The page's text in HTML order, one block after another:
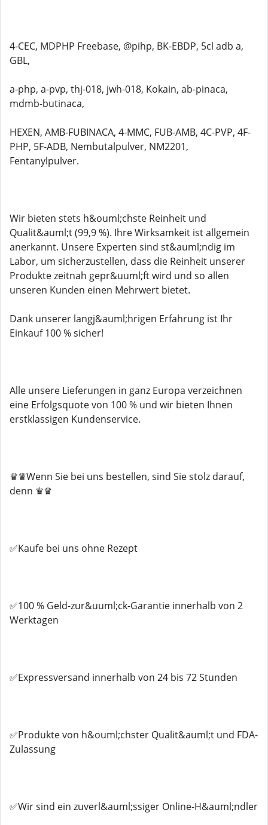
4-CEC, MDPHP Freebase, @pihp, BK-EBDP, 5cl adb a,
GBL,
a-php, a-pvp, thj-018, jwh-018, Kokain, ab-pinaca,
mdmb-butinaca,
HEXEN, AMB-FUBINACA, 4-MMC, FUB-AMB, 4C-PVP, 4F-
PHP, 5F-ADB, Nembutalpulver, NM2201,
Fentanylpulver.
Wir bieten stets h&ouml;chste Reinheit und
Qualit&auml;t (99,9 %). Ihre Wirksamkeit ist allgemein
anerkannt. Unsere Experten sind st&auml;ndig im
Labor, um sicherzustellen, dass die Reinheit unserer
Produkte zeitnah gepr&uuml;ft wird und so allen
unseren Kunden einen Mehrwert bietet.
Dank unserer langj&auml;hrigen Erfahrung ist Ihr
Einkauf 100 % sicher!
Alle unsere Lieferungen in ganz Europa verzeichnen
eine Erfolgsquote von 100 % und wir bieten Ihnen
erstklassigen Kundenservice.
♛♛Wenn Sie bei uns bestellen, sind Sie stolz darauf,
denn ♛♛
✅Kaufe bei uns ohne Rezept
✅100 % Geld-zur&uuml;ck-Garantie innerhalb von 2
Werktagen
✅Expressversand innerhalb von 24 bis 72 Stunden
✅Produkte von h&ouml;chster Qualit&auml;t und FDA-
Zulassung
✅Wir sind ein zuverl&auml;ssiger Online-H&auml;ndler